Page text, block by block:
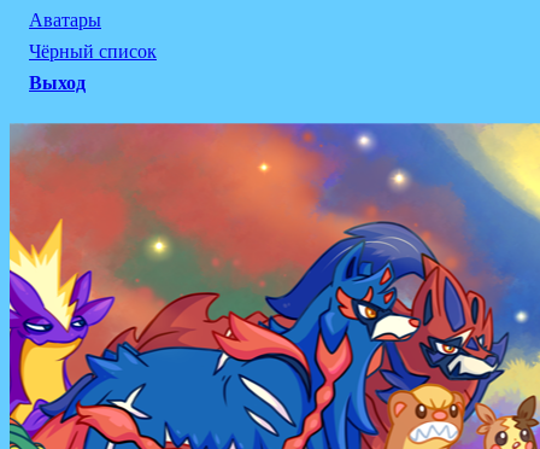
Аватары
Чёрный список
Выход